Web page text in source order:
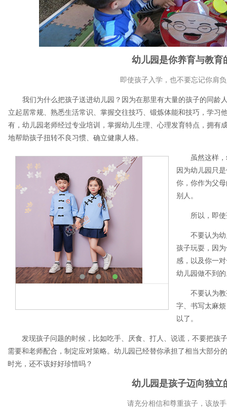
幼儿园是你养育与教育
即使孩子入学，也不要忘记你肩
我们为什么把孩子送进幼儿园？因为在那里有大量的孩子的同龄
立起居常规、熟悉生活常识、掌握交往技巧、锻炼体能和技巧，学习
有，幼儿园老师经过专业培训，掌握幼儿生理、心理发育特点，拥有
地帮助孩子扭转不良习惯、确立健康人格。
虽然这样
因为幼儿园只
你，你作为父
别人。
所以，即
不要认为
孩子玩耍，因
感，以及你一
幼儿园做不到
不要认为
字、书写太麻
以了。
发现孩子问题的时候，比如吃手、厌食、打人、说谎，不要把孩
需要和老师配合，制定应对策略。幼儿园已经替你承担了相当大部分
时光，还不该好好珍惜吗？
幼儿园是孩子迈向独立
请充分相信和尊重孩子，该放